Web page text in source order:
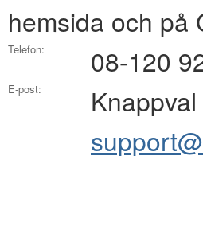
hemsida och på
Telefon:
08-120
E-post: